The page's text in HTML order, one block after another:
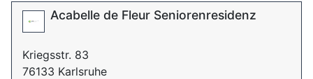
Acabelle de Fleur Seniorenresidenz
Kriegsstr. 83
76133 Karlsruhe